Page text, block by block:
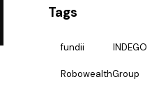
Tags
fundii INDEGO
RobowealthGroup